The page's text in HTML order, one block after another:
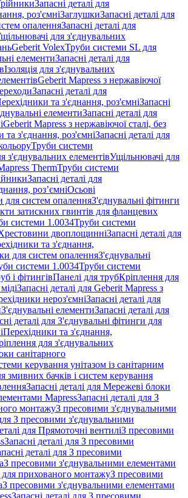
Запасні деталі для
роз'ємніЗаглушкиЗапасні деталі для
опаленняЗапасні деталі для
для з'єднувальних
Geberit VolexТруби системи SL для
елементиЗапасні деталі для
Ізоляція для з'єднувальних
Geberit Mapress з нержавіючої
Запасні деталі для
та з'єднання, роз'ємніЗапасні
елементиЗапасні деталі для
Geberit Mapress з нержавіючої сталі, без
та з'єднання, роз'ємніЗапасні деталі для
Труби системи
з'єднувальних елементівУщільнювачі для
ThermТруби системи
Запасні деталі для
роз’ємніОсьові
для систем опаленняЗ'єднувальні фітинги
затискних гвинтів для фланцевих
системи 1.0034Труби системи
двоплощинніЗапасні деталі для
та з'єднання,
для систем опаленняЗ'єднувальні
системи 1.0034Труби системи
і фітингівПанелі для трубКріплення для
Запасні деталі для Geberit Mapress з
нероз'ємніЗапасні деталі для
З'єднувальні елементиЗапасні деталі для
деталі для З'єднувальні фітинги для
Перехідники та з'єднання,
для з'єднувальних
санітарного
керування унітазом із санітарним
змивних бачків і систем керування
Запасні деталі для Мережеві блоки
MapressЗапасні деталі для З
монтажуЗ пресовими з'єднувальними
З пресовими з'єднувальними
для Прямоточні вентиліЗ пресовими
Запасні деталі для З пресовими
деталі для З пресовими
З пресовими з'єднувальними елементами
для прихованого монтажуЗ пресовими
З пресовими з'єднувальними елементами
Запасні деталі для З пресовими